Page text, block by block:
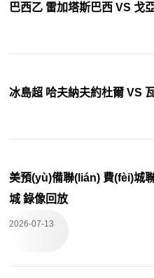
巴西乙 雷加塔斯巴西 VS 戈
冰島超 哈夫納夫約杜爾 VS
美預(yù)備聯(lián) 費(fèi)城
城 錄像回放
2026-07-13